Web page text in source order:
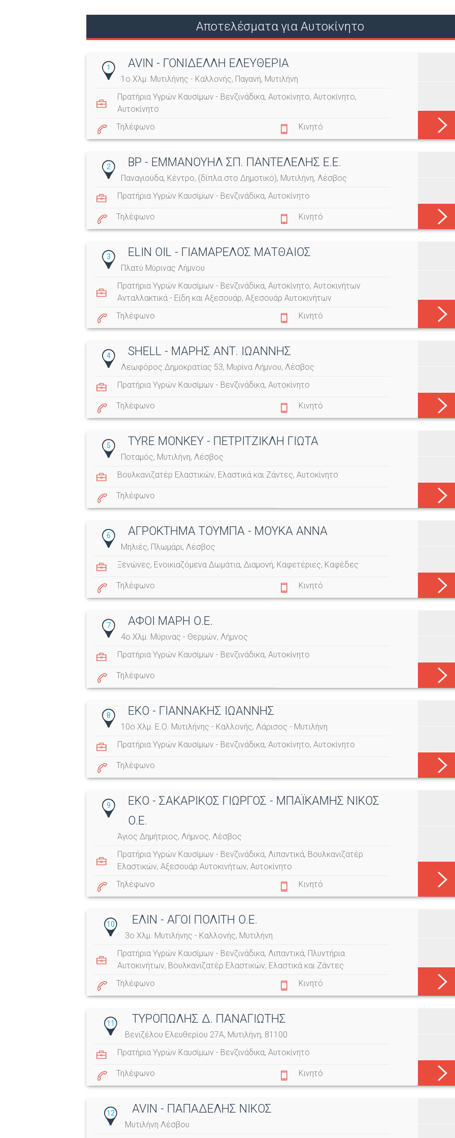
Ο
Ύ
Αποτελέσματα για Αυτοκίνητο
1 AVIN - ΓΟΝΙΔΕΛΛΗ ΕΛΕΥΘΕΡΙΑ
1ο Χλμ. Μυτιλήνης - Καλλονής, Παγανή, Μυτιλήνη
Πρατήρια Υγρών Καυσίμων - Βενζινάδικα, Αυτοκίνητο, Αυτοκίνητο,
Αυτοκίνητο
Τηλέφωνο
Κινητό
2 BP - ΕΜΜΑΝΟΥΗΛ ΣΠ. ΠΑΝΤΕΛΕΛΗΣ Ε.Ε.
Παναγιούδα, Κέντρο, (δίπλα στο Δημοτικό), Μυτιλήνη, Λέσβος
Πρατήρια Υγρών Καυσίμων - Βενζινάδικα, Αυτοκίνητο
Τηλέφωνο Κινητό
3 ELIN OIL - ΓΙΑΜΑΡΕΛΟΣ ΜΑΤΘΑΙΟΣ
Πλατύ Μύρινας Λήμνου
Πρατήρια Υγρών Καυσίμων - Βενζινάδικα, Αυτοκίνητο, Αυτοκινήτων
Ανταλλακτικά - Είδη και Αξεσουάρ, Αξεσουάρ Αυτοκινήτων
Τηλέφωνο
Κινητό
4 SHELL - ΜΑΡΗΣ ΑΝΤ. ΙΩΑΝΝΗΣ
Λεωφόρος Δημοκρατίας 53, Μυρίνα Λήμνου, Λέσβος
Πρατήρια Υγρών Καυσίμων - Βενζινάδικα, Αυτοκίνητο
Τηλέφωνο Κινητό
5 TYRE MONKEY - ΠΕΤΡΙΤΖΙΚΛΗ ΓΙΩΤΑ
Ποταμός, Μυτιλήνη, Λέσβος
Βουλκανιζατέρ Ελαστικών, Ελαστικά και Ζάντες, Αυτοκίνητο
Τηλέφωνο
6 ΑΓΡΟΚΤΗΜΑ ΤΟΥΜΠΑ - ΜΟΥΚΑ ΑΝΝΑ
Μηλιές, Πλωμάρι, Λέσβος
Ξενώνες, Ενοικιαζόμενα Δωμάτια, Διαμονή, Καφετέριες, Καφέδες
Τηλέφωνο Κινητό
7 ΑΦΟΙ ΜΑΡΗ Ο.Ε.
4ο Χλμ. Μύρινας - Θερμών, Λήμνος
Πρατήρια Υγρών Καυσίμων - Βενζινάδικα, Αυτοκίνητο
Τηλέφωνο
8 ΕΚΟ - ΓΙΑΝΝΑΚΗΣ ΙΩΑΝΝΗΣ
10ο Χλμ. Ε.Ο. Μυτιλήνης - Καλλονής, Λάρισος - Μυτιλήνη
Πρατήρια Υγρών Καυσίμων - Βενζινάδικα, Αυτοκίνητο, Αυτοκίνητο
Τηλέφωνο
9
ΕΚΟ - ΣΑΚΑΡΙΚΟΣ ΓΙΩΡΓΟΣ - ΜΠΑΪΚΑΜΗΣ ΝΙΚΟΣ
Ο.Ε.
Άγιος Δημήτριος, Λήμνος, Λέσβος
Πρατήρια Υγρών Καυσίμων - Βενζινάδικα, Λιπαντικά, Βουλκανιζατέρ
Ελαστικών, Αξεσουάρ Αυτοκινήτων, Αυτοκίνητο
Τηλέφωνο
Κινητό
10 ΕΛΙΝ - ΑΓΟΙ ΠΟΛΙΤΗ Ο.Ε.
3ο Χλμ. Μυτιλήνης - Καλλονής, Μυτιλήνη
Πρατήρια Υγρών Καυσίμων - Βενζινάδικα, Λιπαντικά, Πλυντήρια
Αυτοκινήτων, Βουλκανιζατέρ Ελαστικών, Ελαστικά και Ζάντες
Τηλέφωνο
Κινητό
11 ΤΥΡΟΠΩΛΗΣ Δ. ΠΑΝΑΓΙΩΤΗΣ
Βενιζέλου Ελευθερίου 27Α, Μυτιλήνη, 81100
Πρατήρια Υγρών Καυσίμων - Βενζινάδικα, Αυτοκίνητο
Τηλέφωνο Κινητό
12 AVIN - ΠΑΠΑΔΕΛΗΣ ΝΙΚΟΣ
Μυτιλήνη Λέσβου